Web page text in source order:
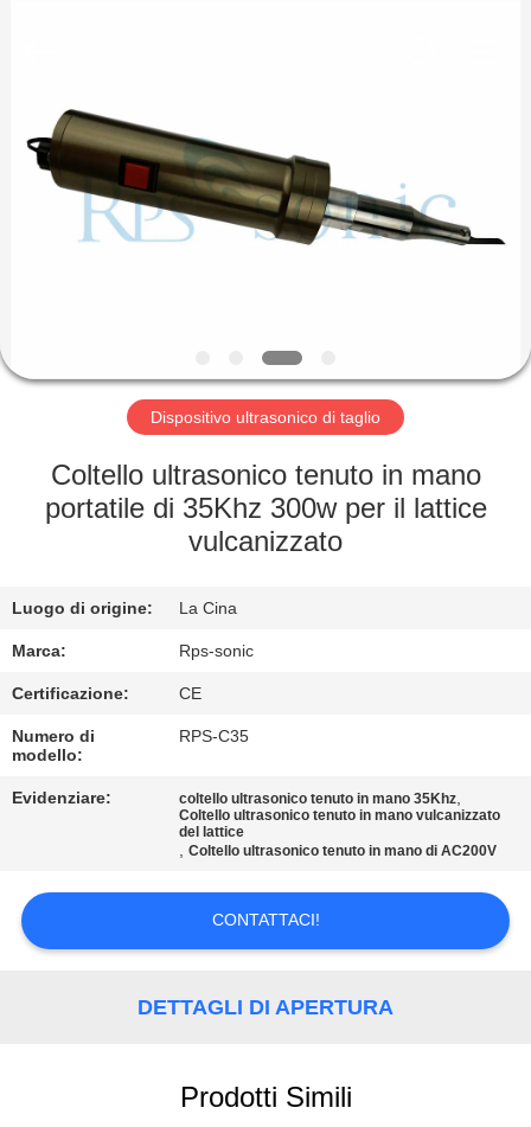
CASA
PRODOTTI
GIRO
FABBRICA
CONTROLLO
QUALITÀ
CONTATTICI
NOTIZIE
MAPPA
DEL
Reserved.
Dispositivo ultrasonico di taglio
Coltello ultrasonico tenuto in mano
portatile di 35Khz 300w per il lattice
vulcanizzato
Luogo di origine: La Cina
Marca: Rps-sonic
Certificazione: CE
Numero di
modello:
RPS-C35
Evidenziare: coltello ultrasonico tenuto in mano 35Khz,
Coltello ultrasonico tenuto in mano vulcanizzato
del lattice
,Coltello ultrasonico tenuto in mano di AC200V
CONTATTACI!
DETTAGLI DI APERTURA
Prodotti Simili